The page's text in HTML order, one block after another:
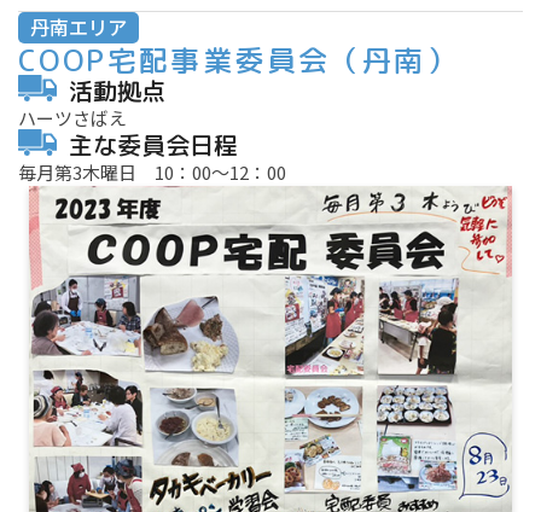
丹南エリア
COOP宅配事業委員会 （丹南）
活動拠点
ハーツさばえ
主な委員会日程
毎月第3木曜日 10：00～12：00